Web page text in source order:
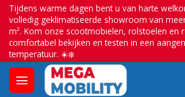
Tijdens warme dagen bent u van harte
volledig geklimatiseerde showroom van
m². Kom onze scootmobielen, rolstoelen en
comfortabel bekijken en testen in een
temperatuur. ☀️❄️